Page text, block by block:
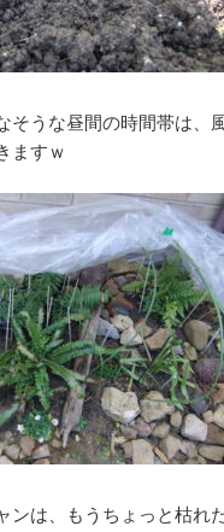
そうな昼間の時間帯は、
ますｗ
ンは、もうちょっと枯れ